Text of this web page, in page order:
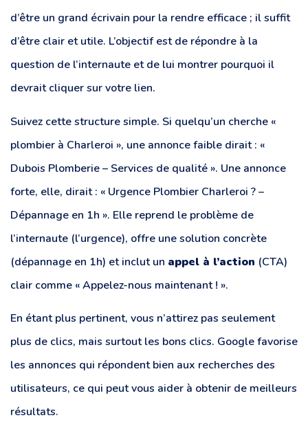
d’être un grand écrivain pour la rendre efficace ; il suffit
d’être clair et utile. L’objectif est de répondre à la
question de l’internaute et de lui montrer pourquoi il
devrait cliquer sur votre lien.
Suivez cette structure simple. Si quelqu’un cherche «
plombier à Charleroi », une annonce faible dirait : «
Dubois Plomberie – Services de qualité ». Une annonce
forte, elle, dirait : « Urgence Plombier Charleroi ? –
Dépannage en 1h ». Elle reprend le problème de
l’internaute (l’urgence), offre une solution concrète
(dépannage en 1h) et inclut un appel à l’action (CTA)
clair comme « Appelez-nous maintenant ! ».
En étant plus pertinent, vous n’attirez pas seulement
plus de clics, mais surtout les bons clics. Google favorise
les annonces qui répondent bien aux recherches des
utilisateurs, ce qui peut vous aider à obtenir de meilleurs
résultats.